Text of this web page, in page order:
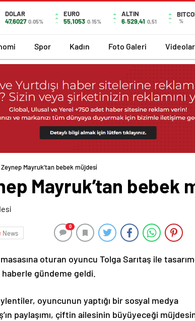
DOLAR
47,6027 0.05%
EURO
55,1053 0.15%
ALTIN
6.529,41 0,51 %
Spor Kadın Foto Galeri Videolar
Mayruk’tan bebek müjdesi
Mayruk’tan bebek
News
0
oturan oyuncu Tolga Sarıtaş ile
gündeme geldi.
oyuncunun yaptığı bir sosyal medya
paylaşımı, çiftin ailesinin büyüyeceği